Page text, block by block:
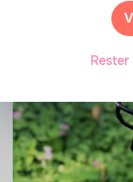
Tu souhaites te
commencer ? Pas
écologique et